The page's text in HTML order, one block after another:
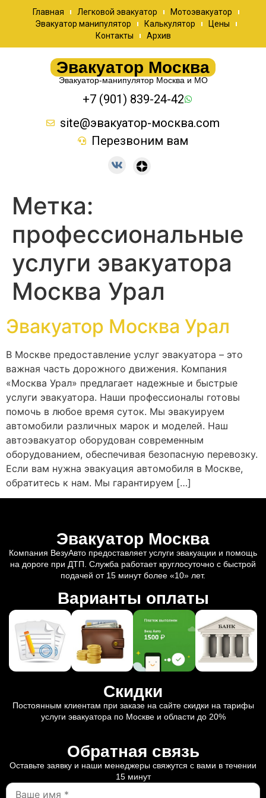
Главная Легковой эвакуатор
Мотоэвакуатор
Эвакуатор манипулятор
Калькулятор
Цены
Контакты
Архив
Эвакуатор Москва
Эвакуатор-манипулятор Москва и МО
+7 (901) 839-24-42
site@эвакуатор-москва.com
Перезвоним вам
Метка:
профессиональные
услуги эвакуатора
Москва Урал
Эвакуатор Москва Урал
В Москве предоставление услуг эвакуатора – это
важная часть дорожного движения. Компания
«Москва Урал» предлагает надежные и быстрые
услуги эвакуатора. Наши профессионалы готовы
помочь в любое время суток. Мы эвакуируем
автомобили различных марок и моделей. Наш
автоэвакуатор оборудован современным
оборудованием, обеспечивая безопасную перевозку.
Если вам нужна эвакуация автомобиля в Москве,
обратитесь к нам. Мы гарантируем […]
Эвакуатор Москва
Компания ВезуАвто предоставляет услуги эвакуации и помощь
на дороге при ДТП. Служба работает круглосуточно с быстрой
подачей от 15 минут более «10» лет.
Варианты оплаты
Скидки
Постоянным клиентам при заказе на сайте скидки на тарифы
услуги эвакуатора по Москве и области до 20%
Обратная связь
Оставьте заявку и наши менеджеры свяжутся с вами в течении
15 минут